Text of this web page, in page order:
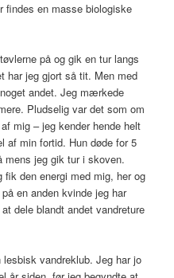
findes en masse biologiske
på og gik en tur langs
har jeg gjort så tit. Men med
andet. Jeg mærkede
Pludselig var det som om
mig – jeg kender hende helt
af min fortid. Hun døde for 5
mens jeg gik tur i skoven.
fik den energi med mig, her og
en anden kvinde jeg har
dele blandt andet vandreture
vandreklub. Jeg har jo